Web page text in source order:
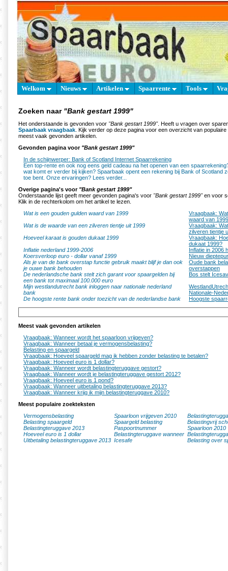
Welkom Nieuws Artikelen Spaarrente Tools
Zoeken naar "Bank gestart 1999"
Het onderstaande is gevonden voor "Bank gestart 1999". Heeft u vragen over
Spaarbaak vraagbaak . Kijk verder op deze pagina voor een overzicht van
meest vaak gevonden artikelen.
Gevonden pagina voor "Bank gestart 1999"
In de schijnwerper: Bank of Scotland Internet Spaarrekening
Een top-rente en ook nog eens geld cadeau na het openen van een
wat komt er verder bij kijken? Spaarbaak opent een rekening bij Bank of Scotland
toe bent. Onze ervaringen? Lees verder...
Overige pagina's voor "Bank gestart 1999"
Onderstaande lijst geeft meer gevonden pagina's voor "Bank gestart 1999"en voor
Klik in de rechterkolom om het artikel te lezen.
Wat is een gouden gulden waard van 1999
Vraagbaak:
waard van
Wat is de waarde van een zilveren tientje uit 1999
Vraagbaak:
zilveren tientje
Hoeveel karaat is gouden dukaat 1999
Vraagbaak:
dukaat 1999?
Inflatie nederland 1999-2006
Inflatie in 2006
Koersverloop euro - dollar vanaf 1999
Nieuw
Als je van de bank overstap functie gebruik maakt blijf je dan ook
je ouwe bank behouden
Oude bank
overstappen
De nederlandsche bank stelt zich garant voor spaargelden bij
een bank tot maximaal 100.000 euro
Bos stelt
Mijn westlandutrecht bank inloggen naar nationale nederland
bank
Nationale-
De hoogste rente bank onder toezicht van de nederlandse bank
Hoogste
Meest vaak gevonden artikelen
Vraagbaak: Wanneer wordt het spaarloon vrijgeven?
Vraagbaak: Wanneer betaal je vermogensbelasting?
Belasting en spaargeld
Vraagbaak: Hoeveel spaargeld mag ik hebben zonder belasting te betalen?
Vraagbaak: Hoeveel euro is 1 dollar?
Vraagbaak: Wanneer wordt belastingteruggave gestort?
Vraagbaak: Wanneer wordt je belastingteruggave gestort 2012?
Vraagbaak: Hoeveel euro is 1 pond?
Vraagbaak: Wanneer uitbetaling belastingteruggave 2013?
Vraagbaak: Wanneer krijg ik mijn belastingteruggave 2010?
Meest populaire zoekteksten
Vermogensbelasting
Spaarloon vrijgeven 2010
Belasting spaargeld
Spaargeld belasting
Belastingvrij
Belastingteruggave 2013
Paspoortnummer
Spaarloon 2010
Hoeveel euro is 1 dollar
Belastingteruggave wanneer
Uitbetaling belastingteruggave 2013 Icesafe Belasting over